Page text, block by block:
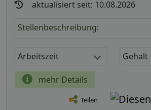
aktualisiert seit: 10.08.2026
Stellenbeschreibung:
Arbeitszeit Gehalt
mehr Details
Teilen